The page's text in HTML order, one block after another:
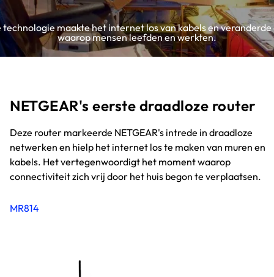
technologie maakte het internet los van kabels en
waarop mensen leefden en werkten.
NETGEAR's eerste draadloze router
Deze router markeerde NETGEAR's intrede in draadloze
netwerken en hielp het internet los te maken van muren en
kabels. Het vertegenwoordigt het moment waarop
connectiviteit zich vrij door het huis begon te verplaatsen.
MR814